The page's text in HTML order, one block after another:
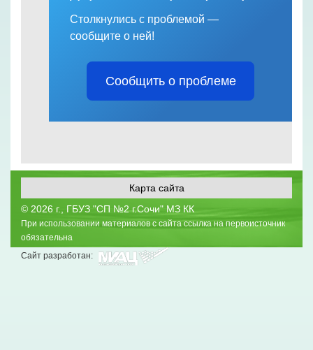
Столкнулись с проблемой —
сообщите о ней!
Сообщить о проблеме
Карта сайта
© 2026 г., ГБУЗ "СП №2 г.Сочи" МЗ КК
При использовании материалов с сайта ссылка на первоисточник
обязательна
Сайт разработан: